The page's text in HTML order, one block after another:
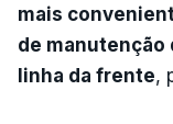
mais
de manutenção
linha da frente,